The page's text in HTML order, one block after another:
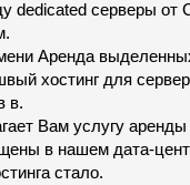
dedicated серверы от
Аренда
хостинг для
в.
Вам услугу
в нашем дата-
стало.